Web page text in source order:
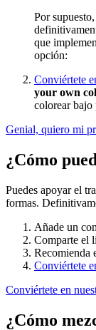
Por
que
opción:
Conviértete
your own
colorear bajo
Genial, quiero mi
¿Cómo
Puedes apoyar el
formas.
Añade un
Comparte el
Recomienda
Conviértete
Conviértete en
¿Cómo